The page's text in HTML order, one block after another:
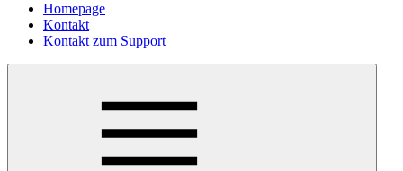
Homepage
Kontakt
Kontakt zum Support